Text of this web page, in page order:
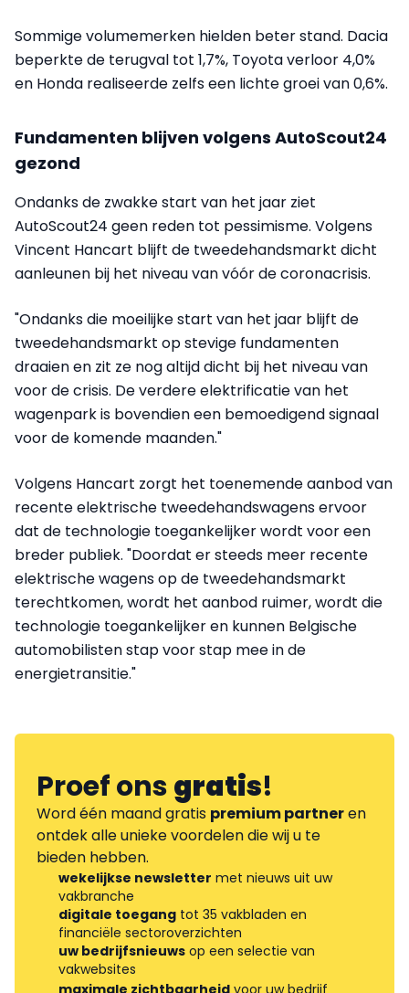
Sommige volumemerken hielden beter stand. Dacia
beperkte de terugval tot 1,7%, Toyota verloor 4,0%
en Honda realiseerde zelfs een lichte groei van 0,6%.
Fundamenten blijven volgens AutoScout24
gezond
Ondanks de zwakke start van het jaar ziet
AutoScout24 geen reden tot pessimisme. Volgens
Vincent Hancart blijft de tweedehandsmarkt dicht
aanleunen bij het niveau van vóór de coronacrisis.
"Ondanks die moeilijke start van het jaar blijft de
tweedehandsmarkt op stevige fundamenten
draaien en zit ze nog altijd dicht bij het niveau van
voor de crisis. De verdere elektrificatie van het
wagenpark is bovendien een bemoedigend signaal
voor de komende maanden."
Volgens Hancart zorgt het toenemende aanbod van
recente elektrische tweedehandswagens ervoor
dat de technologie toegankelijker wordt voor een
breder publiek. "Doordat er steeds meer recente
elektrische wagens op de tweedehandsmarkt
terechtkomen, wordt het aanbod ruimer, wordt die
technologie toegankelijker en kunnen Belgische
automobilisten stap voor stap mee in de
energietransitie."
Proef onsgratis!
Word één maand gratis premium partneren
ontdek alle unieke voordelen die wij u te
bieden hebben.
wekelijkse newsletter met nieuws uit uw
vakbranche
digitale toegang tot 35 vakbladen en
financiële sectoroverzichten
uw bedrijfsnieuws op een selectie van
vakwebsites